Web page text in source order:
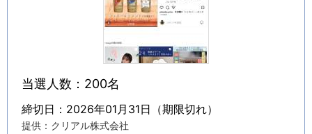
当選人数：200名
締切日：2026年01月31日（期限切れ）
提供：クリアル株式会社